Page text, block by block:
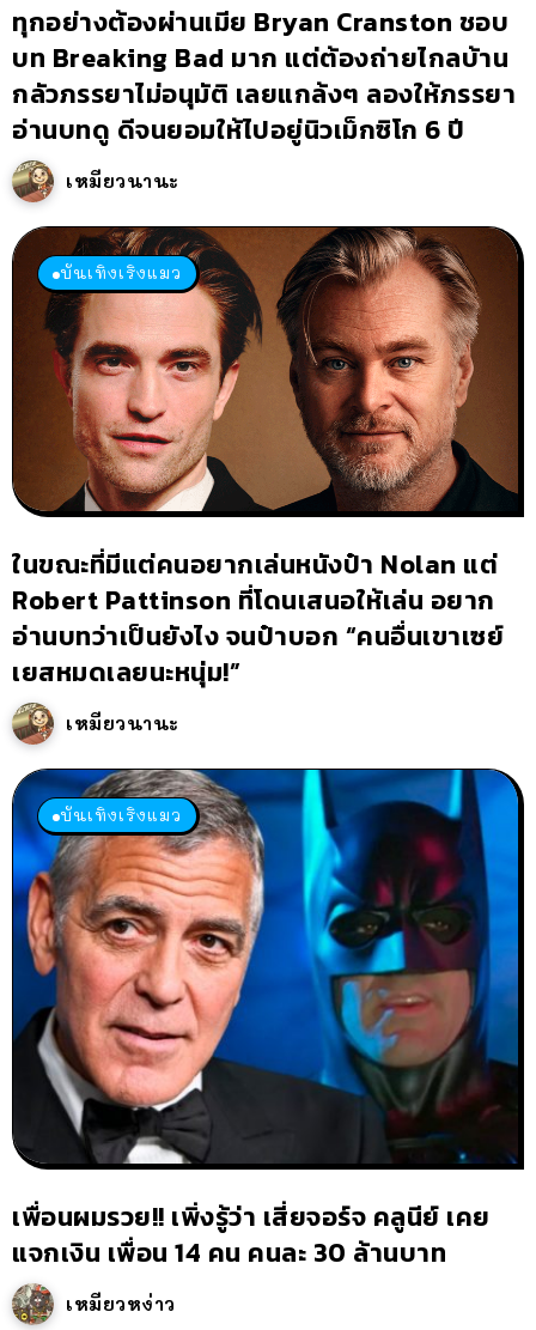
ทุกอย่างต้องผ่านเมีย Bryan Cranston ชอบ
บท Breaking Bad มาก แต่ต้องถ่ายไกลบ้าน
กลัวภรรยาไม่อนุมัติ เลยแกล้งๆ ลองให้ภรรยา
อ่านบทดู ดีจนยอมให้ไปอยู่นิวเม็กซิโก 6 ปี
เหมียวนานะ
บันเทิงเริงแมว
ในขณะที่มีแต่คนอยากเล่นหนังป๋า Nolan แต่
Robert Pattinson ที่โดนเสนอให้เล่น อยาก
อ่านบทว่าเป็นยังไง จนป๋าบอก “คนอื่นเขาเซย์
เยสหมดเลยนะหนุ่ม!”
เหมียวนานะ
บันเทิงเริงแมว
เพื่อนผมรวย!! เพิ่งรู้ว่า เสี่ยจอร์จ คลูนีย์ เคย
แจกเงิน เพื่อน 14 คน คนละ 30 ล้านบาท
เหมียวหง่าว